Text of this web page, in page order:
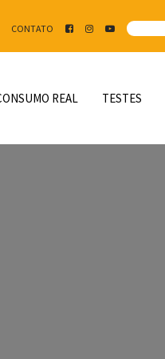
CONTATO
REAL TESTES